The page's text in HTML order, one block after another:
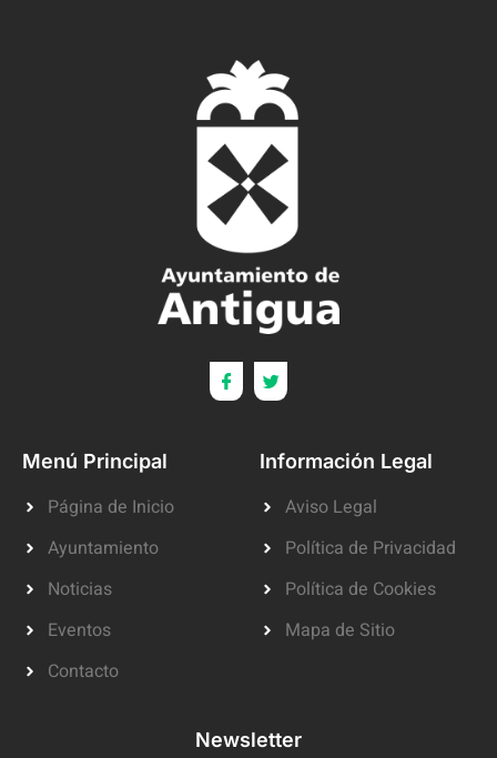
Menú Principal
Página de Inicio
Ayuntamiento
Noticias
Eventos
Contacto
Información Legal
Aviso Legal
Política de Privacidad
Política de Cookies
Mapa de Sitio
Newsletter